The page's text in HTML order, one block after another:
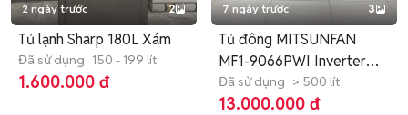
2 ngày trước 2
Tủ lạnh Sharp 180L Xám
Đã sử dụng 150 - 199 lít
1.600.000 đ
7 ngày trước 3
Tủ đông MITSUNFAN
MF1-9066PWI Inverter
Xám
Đã sử dụng > 500 lít
13.000.000 đ